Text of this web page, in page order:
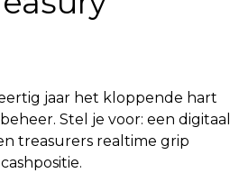
jaar het kloppende hart
Stel je voor: een digitaal
treasurers realtime grip